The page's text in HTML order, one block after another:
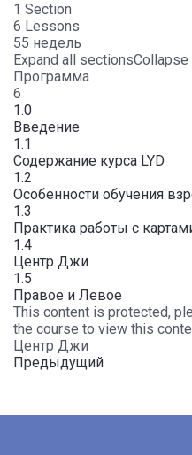
1 Section
6 Lessons
55 недель
Expand all sections
Программа
6
1.0
Введение
1.1
Содержание курса LYD
1.2
Особенности обучения
1.3
Практика работы с
1.4
Центр Джи
1.5
Правое и Левое
This content is protected,
the course to view this
Центр Джи
Предыдущий